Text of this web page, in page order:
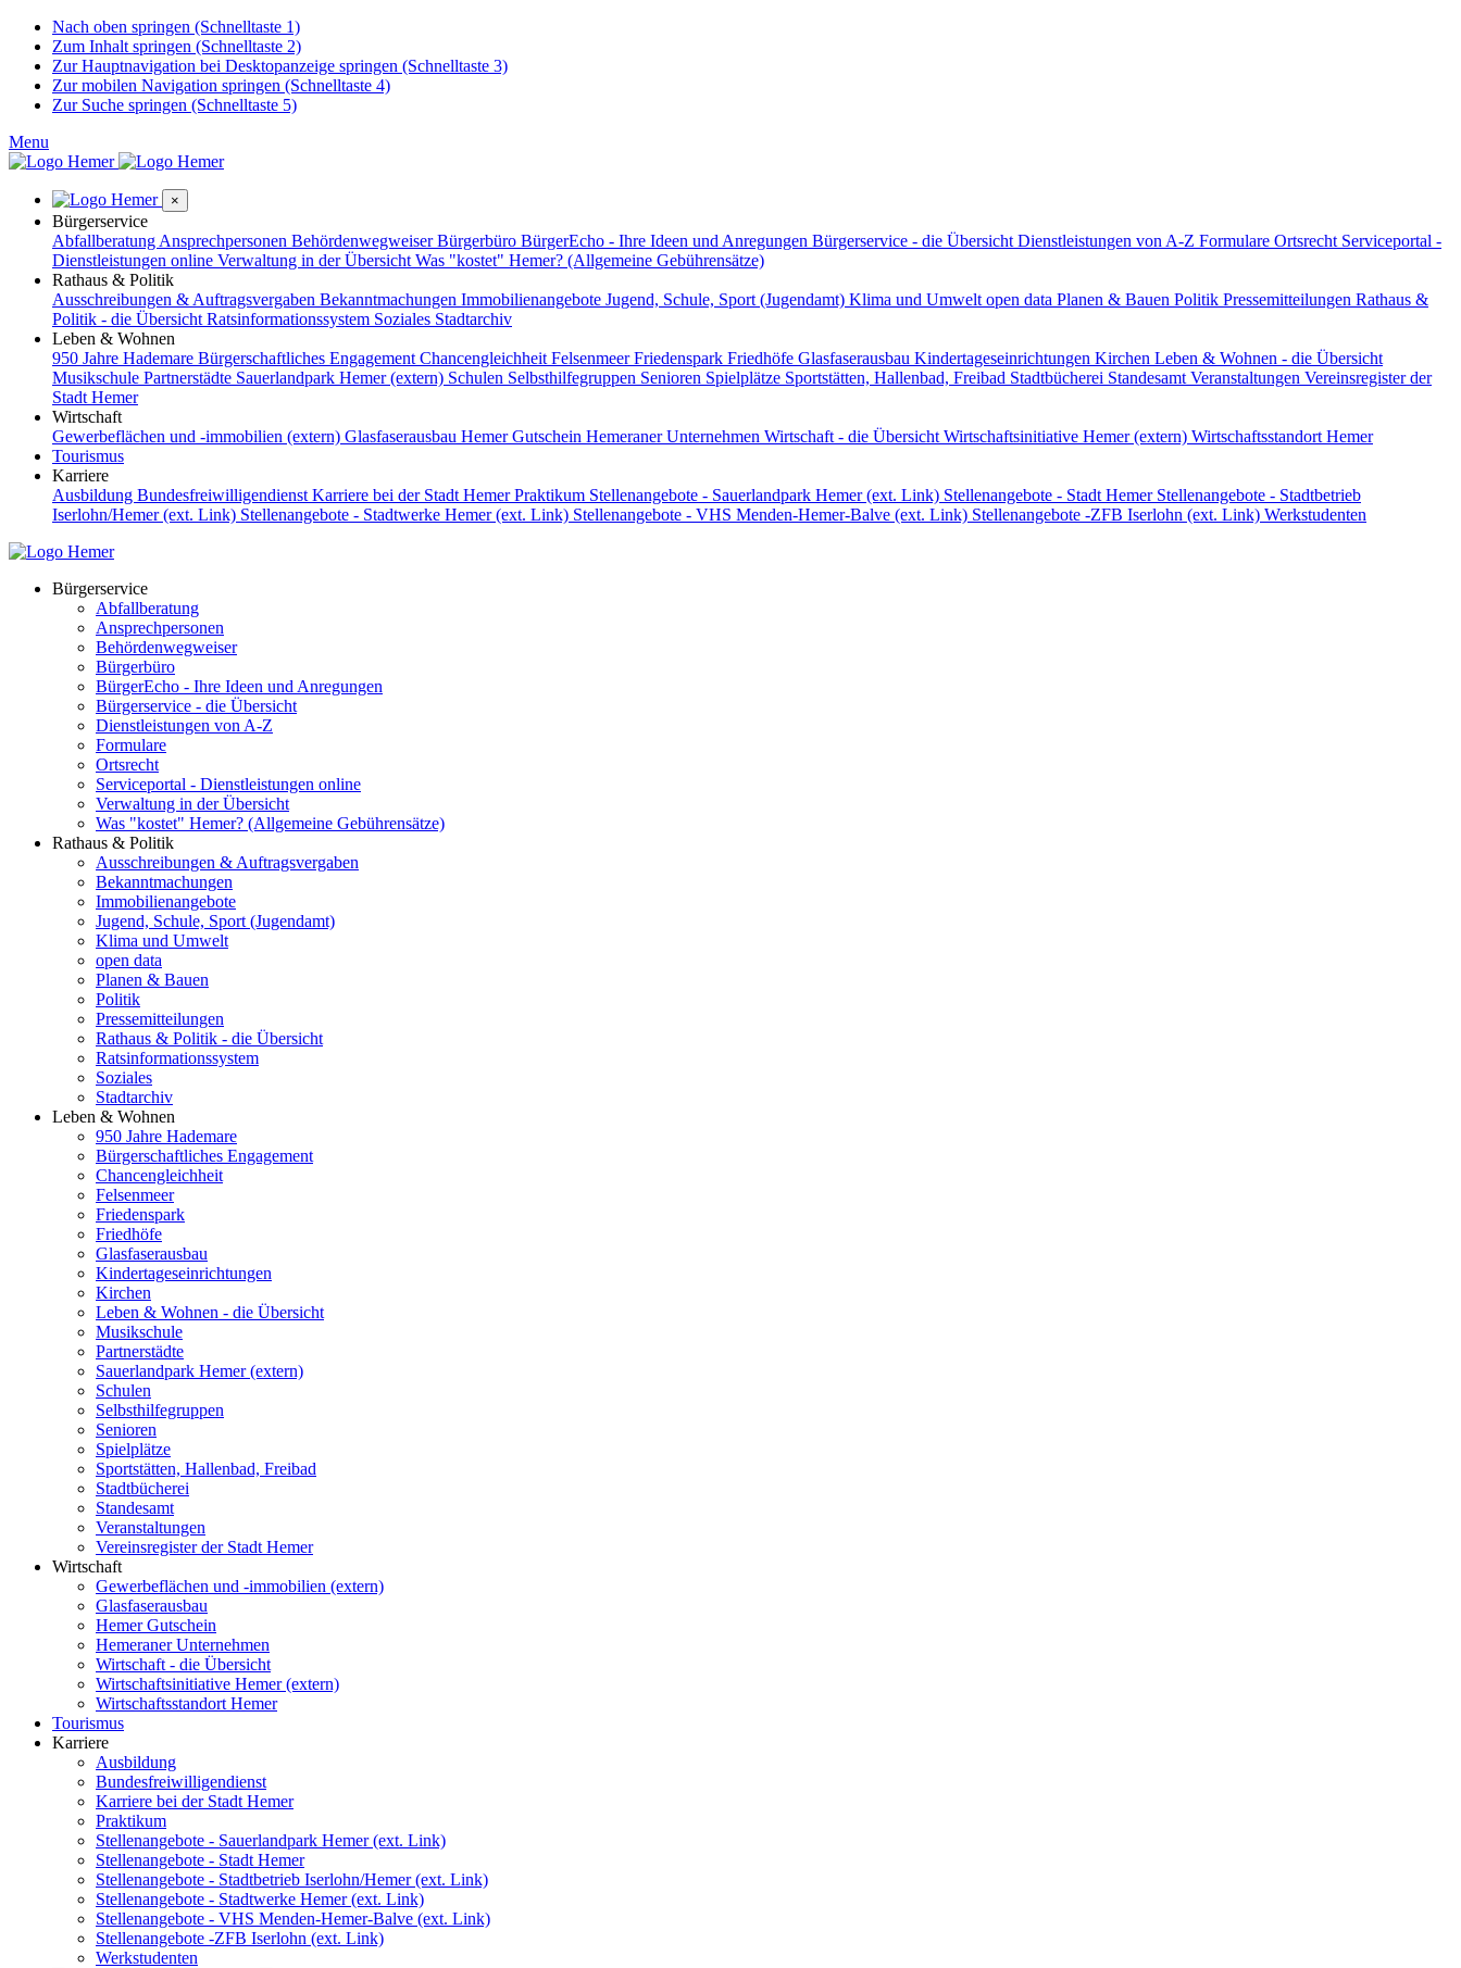
Nach oben springen (Schnelltaste 1)
Zum Inhalt springen (Schnelltaste 2)
Zur Hauptnavigation bei Desktopanzeige springen (Schnelltaste 3)
Zur mobilen Navigation springen (Schnelltaste 4)
Zur Suche springen (Schnelltaste 5)
Menu
×
Bürgerservice
Abfallberatung Ansprechpersonen BehördenwegweiserBürgerbüro BürgerEcho - Ihre Ideen und Anregungen Bürgerservice - die Übersicht Dienstleistungen von A-Z Formulare Ortsrecht Serviceportal -
Dienstleistungen online Verwaltung in der Übersicht Was "kostet" Hemer? (Allgemeine Gebührensätze)
Rathaus & Politik
Ausschreibungen & Auftragsvergaben Bekanntmachungen Immobilienangebote Jugend, Schule, Sport (Jugendamt) Klima und Umwelt open data Planen & Bauen Politik Pressemitteilungen Rathaus &
Politik - die Übersicht Ratsinformationssystem Soziales Stadtarchiv
Leben & Wohnen
950 Jahre Hademare Bürgerschaftliches Engagement Chancengleichheit FelsenmeerFriedenspark Friedhöfe Glasfaserausbau Kindertageseinrichtungen Kirchen Leben & Wohnen - die Übersicht
Musikschule Partnerstädte Sauerlandpark Hemer (extern) Schulen Selbsthilfegruppen Senioren Spielplätze Sportstätten, Hallenbad, Freibad Stadtbücherei Standesamt Veranstaltungen Vereinsregister der
Stadt Hemer
Wirtschaft
Gewerbeflächen und -immobilien (extern) Glasfaserausbau Hemer Gutschein Hemeraner Unternehmen Wirtschaft - die Übersicht Wirtschaftsinitiative Hemer (extern) Wirtschaftsstandort Hemer
Tourismus
Karriere
Ausbildung Bundesfreiwilligendienst Karriere bei der Stadt HemerPraktikum Stellenangebote - Sauerlandpark Hemer (ext. Link) Stellenangebote - Stadt Hemer Stellenangebote - Stadtbetrieb
Iserlohn/Hemer (ext. Link) Stellenangebote - Stadtwerke Hemer (ext. Link) Stellenangebote - VHS Menden-Hemer-Balve (ext. Link) Stellenangebote -ZFB Iserlohn (ext. Link) Werkstudenten
Bürgerservice
Abfallberatung
Ansprechpersonen
Behördenwegweiser
Bürgerbüro
BürgerEcho - Ihre Ideen und Anregungen
Bürgerservice - die Übersicht
Dienstleistungen von A-Z
Formulare
Ortsrecht
Serviceportal - Dienstleistungen online
Verwaltung in der Übersicht
Was "kostet" Hemer? (Allgemeine Gebührensätze)
Rathaus & Politik
Ausschreibungen & Auftragsvergaben
Bekanntmachungen
Immobilienangebote
Jugend, Schule, Sport (Jugendamt)
Klima und Umwelt
open data
Planen & Bauen
Politik
Pressemitteilungen
Rathaus & Politik - die Übersicht
Ratsinformationssystem
Soziales
Stadtarchiv
Leben & Wohnen
950 Jahre Hademare
Bürgerschaftliches Engagement
Chancengleichheit
Felsenmeer
Friedenspark
Friedhöfe
Glasfaserausbau
Kindertageseinrichtungen
Kirchen
Leben & Wohnen - die Übersicht
Musikschule
Partnerstädte
Sauerlandpark Hemer (extern)
Schulen
Selbsthilfegruppen
Senioren
Spielplätze
Sportstätten, Hallenbad, Freibad
Stadtbücherei
Standesamt
Veranstaltungen
Vereinsregister der Stadt Hemer
Wirtschaft
Gewerbeflächen und -immobilien (extern)
Glasfaserausbau
Hemer Gutschein
Hemeraner Unternehmen
Wirtschaft - die Übersicht
Wirtschaftsinitiative Hemer (extern)
Wirtschaftsstandort Hemer
Tourismus
Karriere
Ausbildung
Bundesfreiwilligendienst
Karriere bei der Stadt Hemer
Praktikum
Stellenangebote - Sauerlandpark Hemer (ext. Link)
Stellenangebote - Stadt Hemer
Stellenangebote - Stadtbetrieb Iserlohn/Hemer (ext. Link)
Stellenangebote - Stadtwerke Hemer (ext. Link)
Stellenangebote - VHS Menden-Hemer-Balve (ext. Link)
Stellenangebote -ZFB Iserlohn (ext. Link)
Werkstudenten